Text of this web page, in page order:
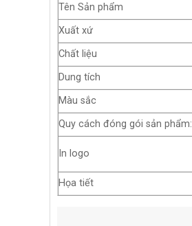
Tên Sản phẩm
Xuất xứ
Chất liệu
Dung tích
Màu sắc
Quy cách đóng gói sản phẩm:
In logo
Họa tiết